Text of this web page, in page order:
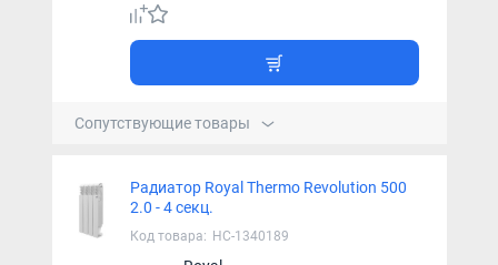
Сопутствующие товары
Радиатор Royal Thermo Revolution 500
2.0 - 4 секц.
Код товара: НС-1340189